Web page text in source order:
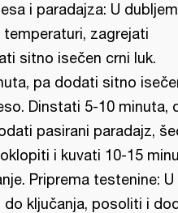
i paradajza: U dubljem
zagrejati
sitno isečen crni luk.
pa dodati sitno
Dinstati 5-10 minuta,
pasirani paradajz,
i kuvati 10-15
Priprema testenine: U
do ključanja, posoliti i